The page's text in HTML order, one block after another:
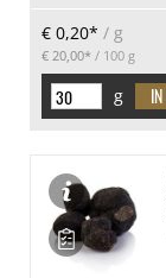
€ 0,20* / g
€ 20,00* / 100 g
g